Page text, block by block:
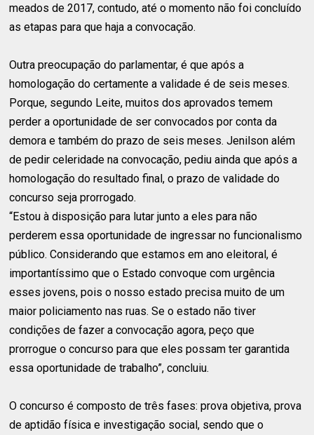
meados de 2017, contudo, até o momento não foi concluído
as etapas para que haja a convocação.
Outra preocupação do parlamentar, é que após a
homologação do certamente a validade é de seis meses.
Porque, segundo Leite, muitos dos aprovados temem
perder a oportunidade de ser convocados por conta da
demora e também do prazo de seis meses. Jenilson além
de pedir celeridade na convocação, pediu ainda que após a
homologação do resultado final, o prazo de validade do
concurso seja prorrogado.
“Estou à disposição para lutar junto a eles para não
perderem essa oportunidade de ingressar no funcionalismo
público. Considerando que estamos em ano eleitoral, é
importantíssimo que o Estado convoque com urgência
esses jovens, pois o nosso estado precisa muito de um
maior policiamento nas ruas. Se o estado não tiver
condições de fazer a convocação agora, peço que
prorrogue o concurso para que eles possam ter garantida
essa oportunidade de trabalho”, concluiu.
O concurso é composto de três fases: prova objetiva, prova
de aptidão física e investigação social, sendo que o